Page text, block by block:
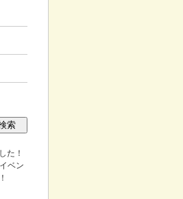
た！
ベン